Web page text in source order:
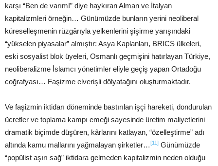
karşı “Ben de varım!” diye haykıran Alman ve İtalyan
kapitalizmleri örneğin… Günümüzde bunların yerini neoliberal
küreselleşmenin rüzgârıyla yelkenlerini şişirme yarışındaki
“yükselen piyasalar” almıştır: Asya Kaplanları, BRICS ülkeleri,
eski sosyalist blok üyeleri, Osmanlı geçmişini hatırlayan Türkiye,
neoliberalizme İslamcı yönetimler eliyle geçiş yapan Ortadoğu
coğrafyası… Faşizme elverişli dölyatağını oluşturmaktadır.
Ve faşizmin iktidarı döneminde bastırılan işçi hareketi, dondurulan
ücretler ve toplama kampı emeği sayesinde üretim maliyetlerini
dramatik biçimde düşüren, kârlarını katlayan, “özelleştirme” adı
altında kamu mallarını yağmalayan şirketler…[11] Günümüzde
“popülist aşırı sağ” iktidara gelmeden kapitalizmin neden olduğu